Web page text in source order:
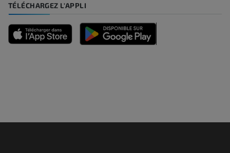
TÉLÉCHARGEZ L'APPLI